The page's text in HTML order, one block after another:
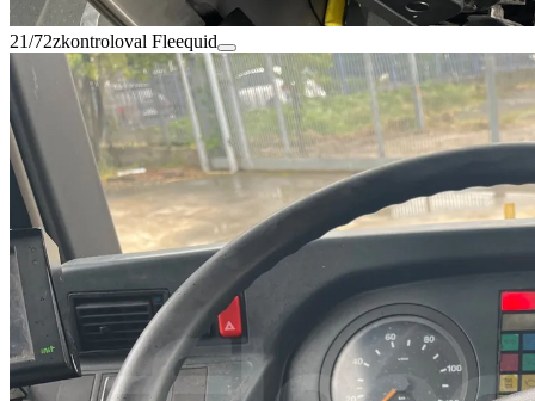
21/72zkontroloval Fleequid